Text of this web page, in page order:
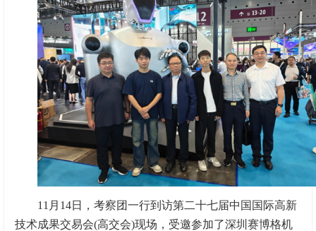
11月14日，考察团一行到访第二十七届中国国际高新
技术成果交易会(高交会)现场，受邀参加了深圳赛博格机